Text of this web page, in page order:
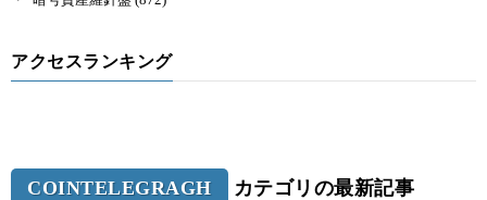
アクセスランキング
COINTELEGRAGH カテゴリの最新記事